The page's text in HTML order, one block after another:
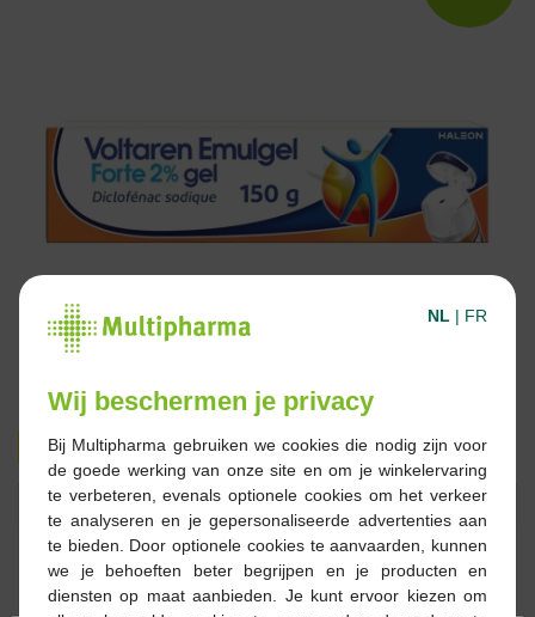
22,99 € 31,55 €
Commander Réserver
En stock en ligne
NL | FR
Wij beschermen je privacy
Bij Multipharma gebruiken we cookies die nodig zijn voor
de goede werking van onze site en om je winkelervaring
te verbeteren, evenals optionele cookies om het verkeer
te analyseren en je gepersonaliseerde advertenties aan
te bieden. Door optionele cookies te aanvaarden, kunnen
we je behoeften beter begrijpen en je producten en
diensten op maat aanbieden. Je kunt ervoor kiezen om